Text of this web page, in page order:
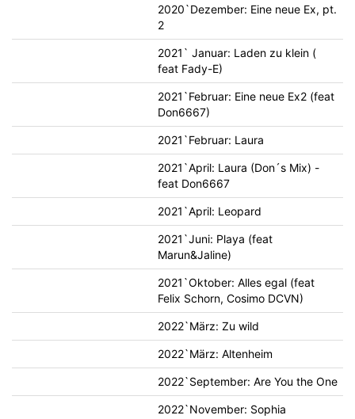
2020`Dezember: Eine neue Ex, pt.
2
2021` Januar: Laden zu klein (
feat Fady-E)
2021`Februar: Eine neue Ex2 (feat
Don6667)
2021`Februar: Laura
2021`April: Laura (Don´s Mix) -
feat Don6667
2021`April: Leopard
2021`Juni: Playa (feat
Marun&Jaline)
2021`Oktober: Alles egal (feat
Felix Schorn, Cosimo DCVN)
2022`März: Zu wild
2022`März: Altenheim
2022`September: Are You the One
2022`November: Sophia